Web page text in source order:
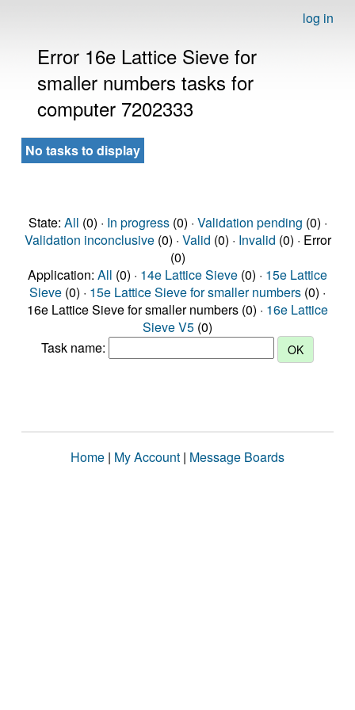
log in
Error 16e Lattice Sieve for
smaller numbers tasks for
computer 7202333
No tasks to display
State: All (0) · In progress(0) · Validation pending (0) ·
Validation inconclusive(0) · Valid (0) · Invalid (0) · Error
(0)
Application: All (0) · 14e Lattice Sieve (0) · 15e Lattice
Sieve (0) · 15e Lattice Sieve for smaller numbers (0) ·
16e Lattice Sieve for smaller numbers (0) · 16e Lattice
Sieve V5 (0)
Task name:
Home | My Account | Message Boards